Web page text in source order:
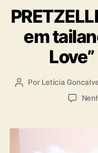
em
A
r
Por Leticia